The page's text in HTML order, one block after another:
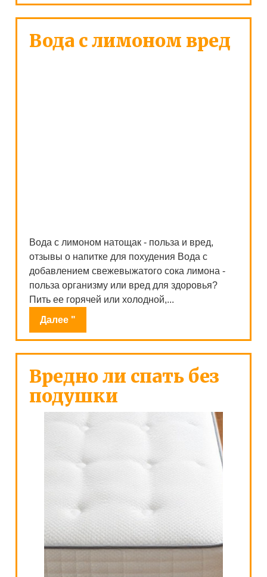
Вода с лимоном вред
Вода с лимоном натощак - польза и вред,
отзывы о напитке для похудения Вода с
добавлением свежевыжатого сока лимона -
польза организму или вред для здоровья?
Пить ее горячей или холодной,...
Далее "
Вредно ли спать без
подушки